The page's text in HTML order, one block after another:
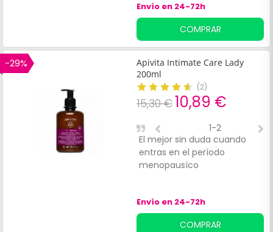
a facilitar las relaciones
sexuales al hidratar y aportar
elasticidad a la mucosa
vaginal, gracias a su fórmula
con Ácido hialurónico (2%) y
Kaempferol, y favorece el
reequilibrio de la microbiota.
También contiene Aloe Vera,
de acción antiséptica y
epitelizante. Está indicado en
casos de cambios
hormonales, para compensar
el uso de anticonceptivos y
Envío en 24-72h
COMPRAR
-29%
Apivita Intimate Care Lady
200ml
(2)
15,30 €10,89 €
El mejor sin duda cuando
entras en el período
menopausíco
1-2
Envío en 24-72h
COMPRAR